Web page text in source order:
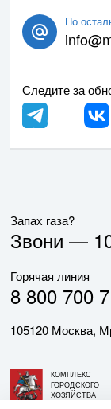
По
Следите за
Запах газа?
Звони —
Горячая линия
8 800 700
105120 Москва,
КОМПЛЕКС
ГОРОДСКОГО
ХОЗЯЙСТВА